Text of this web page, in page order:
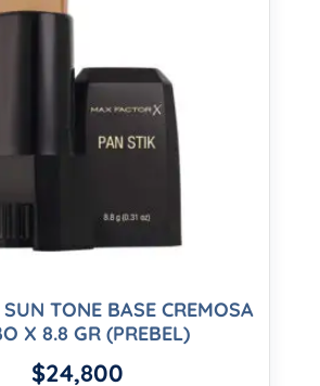
TONE BASE CREMOSA
X 8.8 GR (PREBEL)
$24,800